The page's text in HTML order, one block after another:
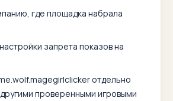
где площадка набрала
запрета показов на
отдельно
проверенными игровыми